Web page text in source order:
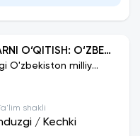
O‘QITISH: O‘ZBEK
O'zbekiston milliy
shakli
/ Kechki